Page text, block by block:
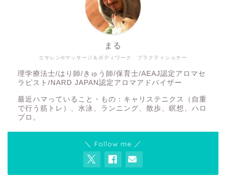
エサレン®マッサージ＆ボディワーク プラクティショナー
まる
理学療法士/はり師/きゅう師/保育士/AEAJ認定アロマセ
ラピスト/NARD JAPAN認定アロマアドバイザー
最近ハマっていること・もの：キャリステニクス（自重
で行う筋トレ）、水泳、ランニング、散歩、瞑想、ハロ
プロ。
＼ Follow me ／